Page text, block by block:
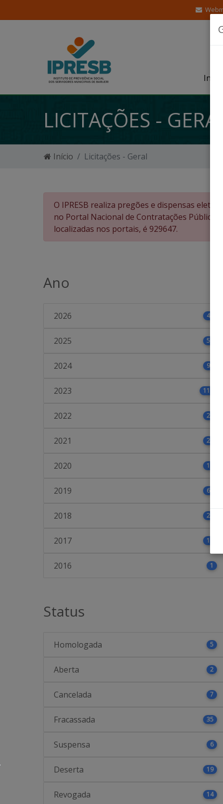
LICITAÇÕES - GERAL
Início Licitações - Geral
O IPRESB realiza pregões e dispensas
no Portal Nacional de Contratações Públicas (
localizadas nos portais, é 929647.
Ano
2026 46
2025 53
2024 97
2023 113
2022 21
2021 21
2020 18
2019 61
2018 25
2017 10
2016 1
Status
Homologada 5
Aberta 2
Cancelada 7
Fracassada 35
Suspensa 6
Deserta 19
Revogada 14